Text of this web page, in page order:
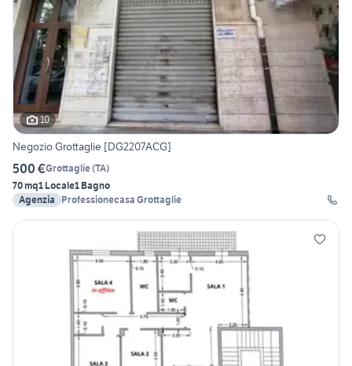
10
Negozio Grottaglie [DG2207ACG]
500 €Grottaglie(TA)
70 mq1 Locale1 Bagno
Agenzia
Professionecasa Grottaglie